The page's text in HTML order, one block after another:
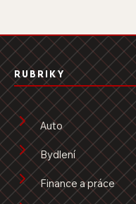
RUBRIKY
Auto
Bydlení
Finance a práce